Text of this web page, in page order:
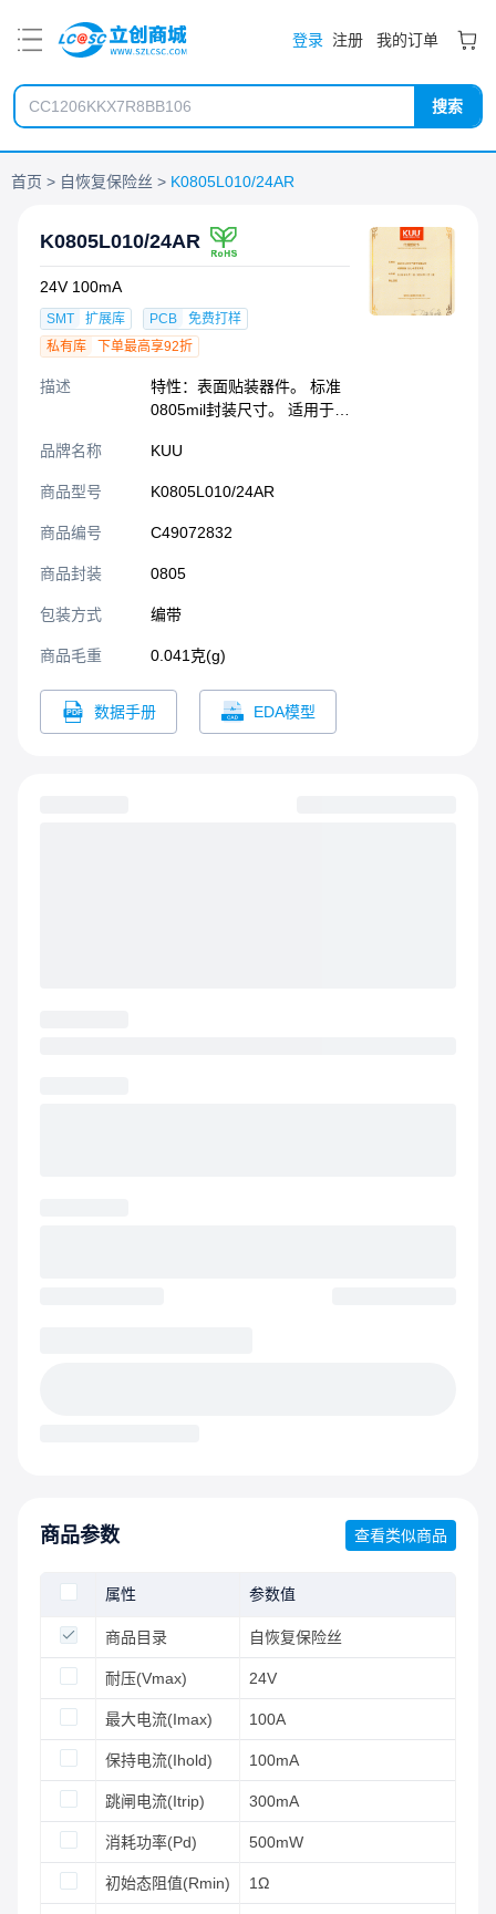
登录 注册 我的订单
搜索
首页 自恢复保险丝 K0805L010/24AR
K0805L010/24AR
24V 100mA
SMT 扩展库 PCB
免费打样
私有库
下单最高享92折
描述
特性：表面贴装器件。 标准
0805mil封装尺寸。 适用于自
兼容有铅和无铅回流焊工
HF标准。应用：手机。 电脑
主板
品牌名称 KUU
商品型号 K0805L010/24AR
商品编号 C49072832
商品封装 0805​
包装方式 编带
商品毛重 0.041克(g)
数据手册 EDA模型
商品参数 查看类似商品
属性 参数值
商品目录 自恢复保险丝
耐压(Vmax) 24V
最大电流(Imax) 100A
保持电流(Ihold) 100mA
跳闸电流(Itrip) 300mA
消耗功率(Pd) 500mW
初始态阻值(Rmin) 1Ω